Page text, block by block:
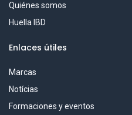
Quiénes somos
Huella IBD
Enlaces útiles
Marcas
Notícias
Formaciones y eventos